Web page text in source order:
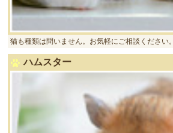
猫も種類は問いません。お気軽にご相談ください。
ハムスター